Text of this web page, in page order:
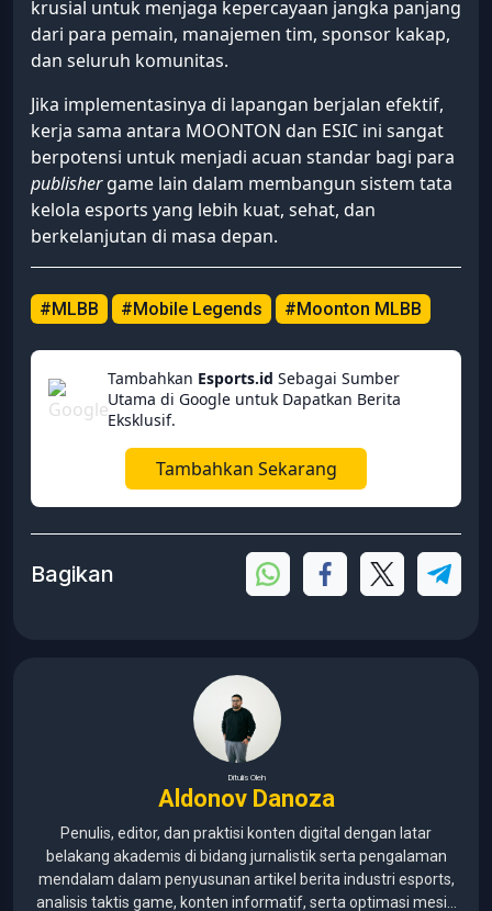
krusial untuk menjaga kepercayaan jangka panjang
dari para pemain, manajemen tim, sponsor kakap,
dan seluruh komunitas.
Jika implementasinya di lapangan berjalan efektif,
kerja sama antara MOONTON dan ESIC ini sangat
berpotensi untuk menjadi acuan standar bagi para
publishergame lain dalam membangun sistem tata
kelola esports yang lebih kuat, sehat, dan
berkelanjutan di masa depan.
#MLBB #Mobile Legends #Moonton MLBB
Tambahkan Esports.id Sebagai Sumber
Utama di Google untuk Dapatkan Berita
Eksklusif.
Tambahkan Sekarang
Bagikan
Ditulis Oleh
Aldonov Danoza
Penulis, editor, dan praktisi konten digital dengan latar
belakang akademis di bidang jurnalistik serta pengalaman
mendalam dalam penyusunan artikel berita industri esports,
analisis taktis game, konten informatif, serta optimasi mesin